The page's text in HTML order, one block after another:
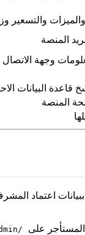
والتسعير
المنصة
وجهة
البيانات
المنصة
اعتماد
على /admin